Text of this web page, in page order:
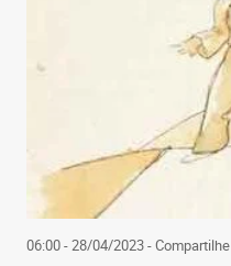
06:00 - 28/04/2023- Compartilhe